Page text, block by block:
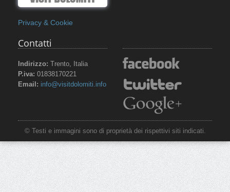
Privacy & Cookie
Contatti
Indirizzo: Trento, Italia
P.iva: 01838170221
Email: info@visitdolomiti.info
© Testi e immagini sono di proprietà dei rispettivi siti indicati.